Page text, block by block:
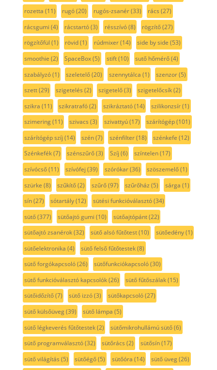
rozetta (11) rugó(20) rugós-zsanér(33) rács (27)
rácsgumi (4) rácstartó(3) résszívó(8) rögzítő(27)
rögzítőfül (1) rövid(1) rúdmixer(14) side by side (53)
smoothie (2) SpaceBox(5) stift(10) sutő hőmérő(4)
szabályzó(1) szeletelő(20) szennytálca (1) szenzor(5)
szett(29) szigetelés (2) szigetelő(3) szigetelőcsík(2)
szikra (11) szikratrafó(2) szikráztató(14) szilikonzsír(1)
szimering(11) szivacs (3) szivattyú(17) szárítógép(101)
szárítógép szíj (14) szén(7) szénfilter(18) szénkefe (12)
Szénkefék(7) szénszűrő(3) Szíj (6) színtelen(17)
szívócső(11) szívófej (39) szórókar(36) szöszemelő(1)
szürke (8) szűkítő(2) szűrő(97) szűrőház (5) sárga (1)
sín(27) sótartály(12) sütési funkcióválasztó(34)
sütő(377) sütőajtó gumi (10) sütőajtópánt(22)
sütőajtó zsanérok(32) sütő alsó fűtőtest(10) sütőedény(1)
sütőelektronika (4) sütő felső fűtőtestek(8)
sütő forgókapcsoló(26) sütőfunkciókapcsoló(30)
sütő funkcióválasztó kapcsolók(26) sütő fűtőszálak(15)
sütőidőzítő(7) sütő izzó(3) sütőkapcsoló(27)
sütő külsőüveg(39) sütő lámpa (5)
sütő légkeverés fűtőtestek(2) sütőmikrohullámú sütő(6)
sütő programválasztó(32) sütőrács (2) sütősín(17)
sütő világítás (5) sütőégő(5) sütőóra (14) sütő üveg(26)